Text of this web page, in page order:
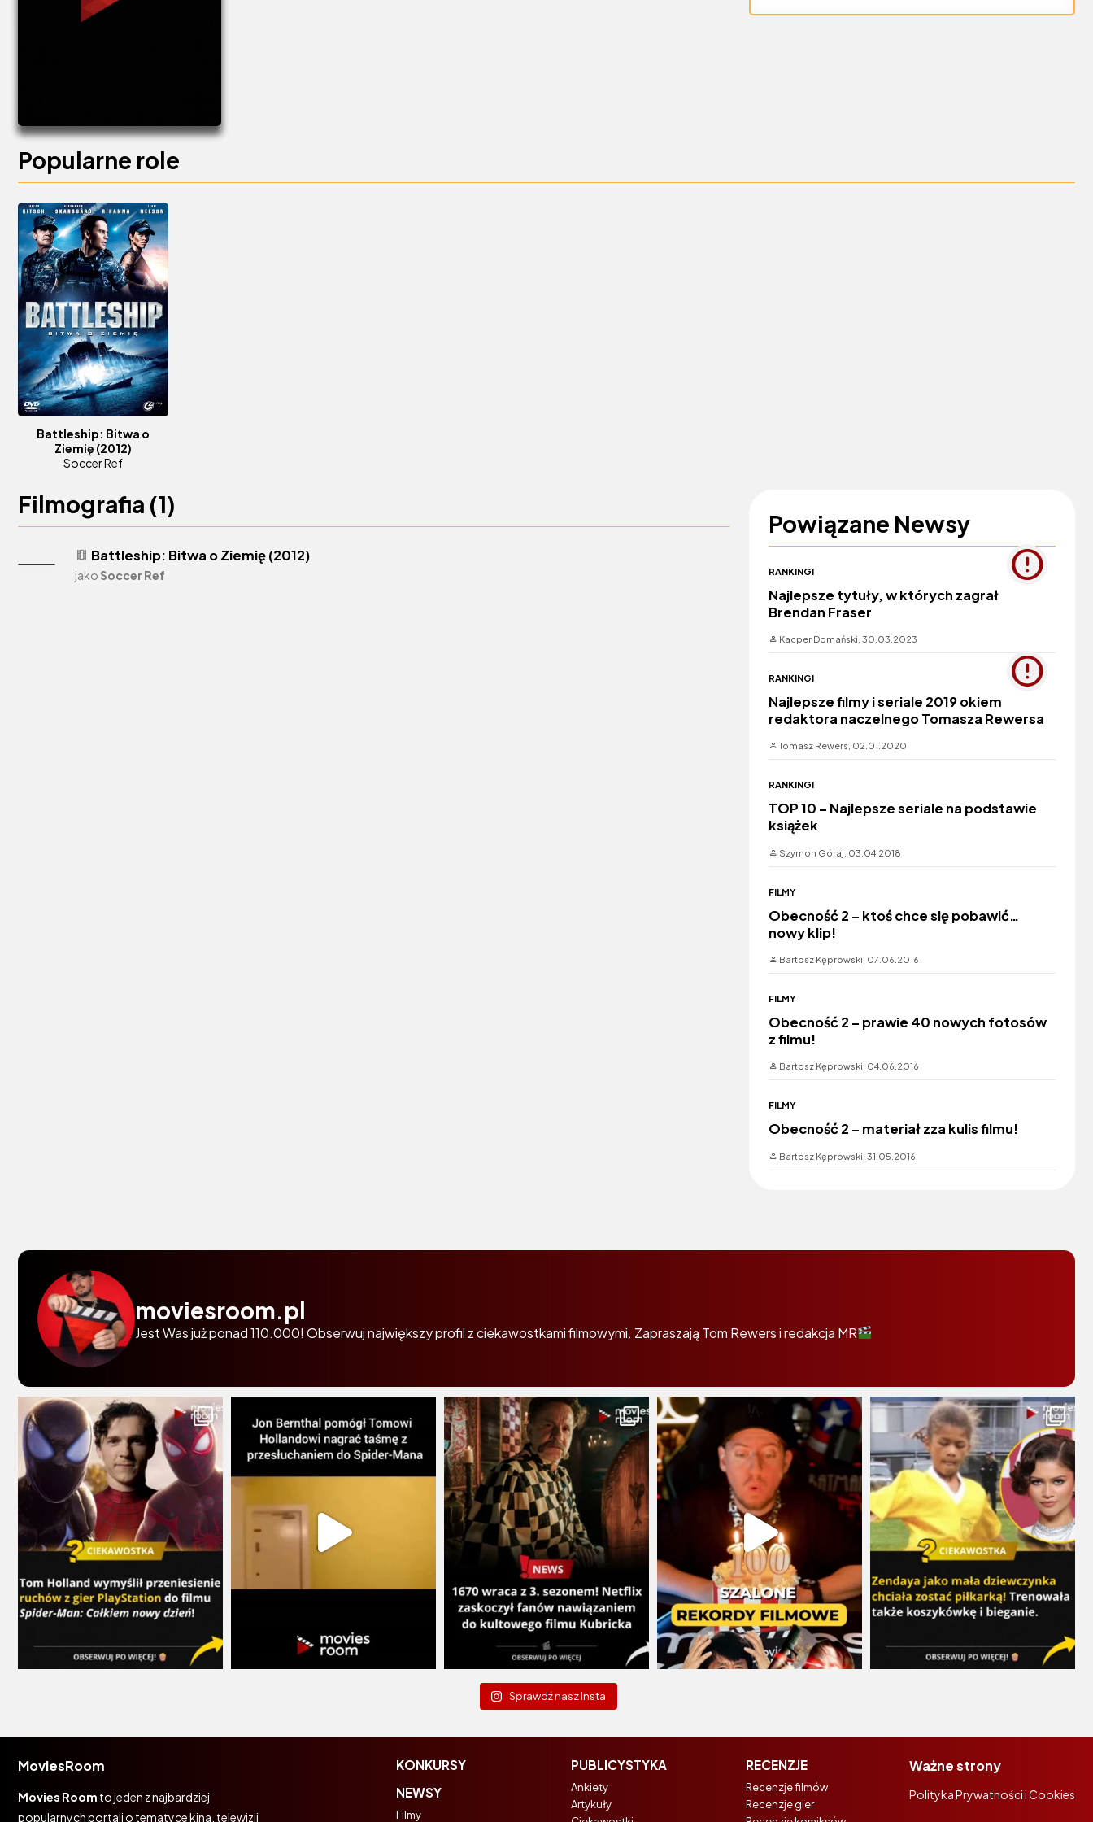
Popularne role
Battleship: Bitwa o
Ziemię (2012)
Soccer Ref
Filmografia (1)
theaters Battleship: Bitwa o Ziemię (2012)
jako Soccer Ref
Powiązane Newsy
RANKINGI
Najlepsze tytuły, w których zagrał
Brendan Fraser
Kacper Domański,30.03.2023
RANKINGI
Najlepsze filmy i seriale 2019 okiem
redaktora naczelnego Tomasza Rewersa
Tomasz Rewers, 02.01.2020
RANKINGI
TOP 10 – Najlepsze seriale na podstawie
książek
Szymon Góraj, 03.04.2018
FILMY
Obecność 2 – ktoś chce się pobawić…
nowy klip!
Bartosz Kęprowski, 07.06.2016
FILMY
Obecność 2 – prawie 40 nowych fotosów
z filmu!
Bartosz Kęprowski, 04.06.2016
FILMY
Obecność 2 – materiał zza kulis filmu!
Bartosz Kęprowski,31.05.2016
moviesroom.pl
Jest Was już ponad 110.000! Obserwuj największy profil z ciekawostkami filmowymi. Zapraszają Tom Rewers i redakcja MR
Sprawdź nasz Insta
MoviesRoom
Movies Room to jeden z najbardziej
popularnych portali o tematyce kina, telewizji
KONKURSY
NEWSY
Filmy
PUBLICYSTYKA
Ankiety
Artykuły
RECENZJE
Recenzje filmów
Recenzje gier
Ważne strony
Polityka Prywatności i Cookies